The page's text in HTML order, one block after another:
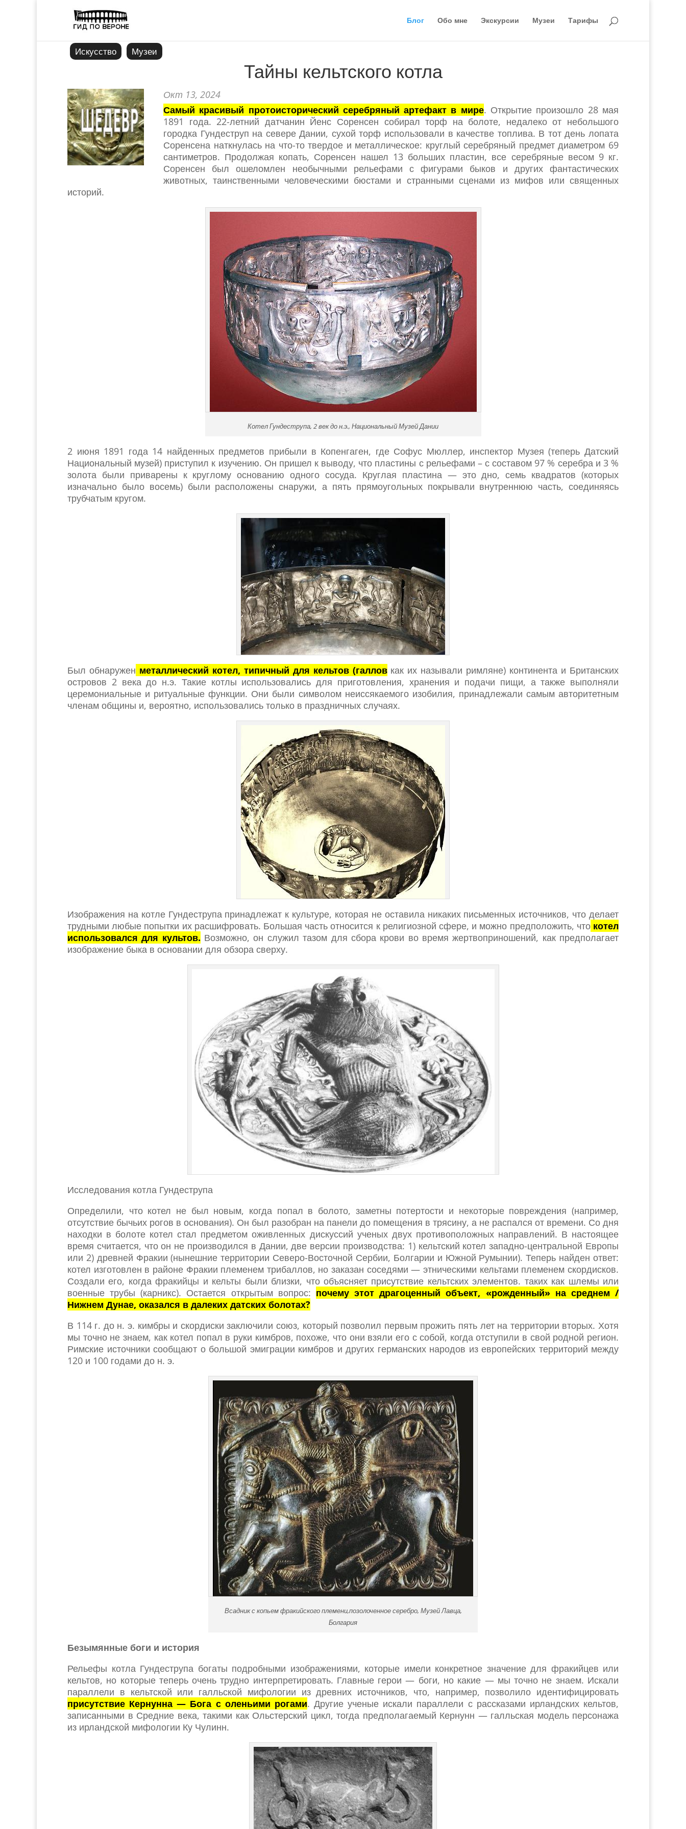
Блог Обо мне Экскурсии Музеи Тарифы
Искусство Музеи
Тайны кельтского котла
Окт 13, 2024
Самый красивый протоисторический серебряный артефакт в мире. Открытие произошло 28 мая
1891 года. 22-летний датчанин Йенс Соренсен собирал торф на болоте, недалеко от небольшого
городка Гундеструп на севере Дании, сухой торф использовали в качестве топлива. В тот день лопата
Соренсена наткнулась на что-то твердое и металлическое: круглый серебряный предмет диаметром 69
сантиметров. Продолжая копать, Соренсен нашел 13 больших пластин, все серебряные весом 9 кг.
Соренсен был ошеломлен необычными рельефами с фигурами быков и других фантастических
животных, таинственными человеческими бюстами и странными сценами из мифов или священных
историй.
Котел Гундеструпа, 2 век до н.э., Национальный Музей Дании
2 июня 1891 года 14 найденных предметов прибыли в Копенгаген, где Софус Мюллер, инспектор Музея (теперь Датский
Национальный музей) приступил к изучению. Он пришел к выводу, что пластины с рельефами – с составом 97 % серебра и 3 %
золота были приварены к круглому основанию одного сосуда. Круглая пластина — это дно, семь квадратов (которых
изначально было восемь) были расположены снаружи, а пять прямоугольных покрывали внутреннюю часть, соединяясь
трубчатым кругом.
Был обнаружен металлический котел, типичный для кельтов (галловкак их называли римляне) континента и Британских
островов 2 века до н.э. Такие котлы использовались для приготовления, хранения и подачи пищи, а также выполняли
церемониальные и ритуальные функции. Они были символом неиссякаемого изобилия, принадлежали самым авторитетным
членам общины и, вероятно, использовались только в праздничных случаях.
Изображения на котле Гундеструпа принадлежат к культуре, которая не оставила никаких письменных источников, что делает
трудными любые попытки их расшифровать. Большая часть относится к религиозной сфере, и можно предположить, чтокотел
использовался для культов. Возможно, он служил тазом для сбора крови во время жертвоприношений, как предполагает
изображение быка в основании для обзора сверху.
Исследования котла Гундеструпа
Определили, что котел не был новым, когда попал в болото, заметны потертости и некоторые повреждения (например,
отсутствие бычьих рогов в основания). Он был разобран на панели до помещения в трясину, а не распался от времени. Со дня
находки в болоте котел стал предметом оживленных дискуссий ученых двух противоположных направлений. В настоящее
время считается, что он не производился в Дании, две версии производства: 1) кельтский котел западно-центральной Европы
или 2) древней Фракии (нынешние территории Северо-Восточной Сербии, Болгарии и Южной Румынии). Теперь найден ответ:
котел изготовлен в районе Фракии племенем трибаллов, но заказан соседями — этническими кельтами племенем скордисков.
Создали его, когда фракийцы и кельты были близки, что объясняет присутствие кельтских элементов. таких как шлемы или
военные трубы (карникс). Остается открытым вопрос: почему этот драгоценный объект, «рожденный» на среднем /
Нижнем Дунае, оказался в далеких датских болотах?
В 114 г. до н. э. кимбры и скордиски заключили союз, который позволил первым прожить пять лет на территории вторых. Хотя
мы точно не знаем, как котел попал в руки кимбров, похоже, что они взяли его с собой, когда отступили в свой родной регион.
Римские источники сообщают о большой эмиграции кимбров и других германских народов из европейских территорий между
120 и 100 годами до н. э.
Всадник с копьем фракийского племени,позолоченное серебро, Музей Лавца,
Болгария
Безымянные боги и история
Рельефы котла Гундеструпа богаты подробными изображениями, которые имели конкретное значение для фракийцев или
кельтов, но которые теперь очень трудно интерпретировать. Главные герои — боги, но какие — мы точно не знаем. Искали
параллели в кельтской или галльской мифологии из древних источников, что, например, позволило идентифицировать
присутствие Кернунна — Бога с оленьими рогами. Другие ученые искали параллели с рассказами ирландских кельтов,
записанными в Средние века, такими как Ольстерский цикл, тогда предполагаемый Кернунн — галльская модель персонажа
из ирландской мифологии Ку Чулинн.